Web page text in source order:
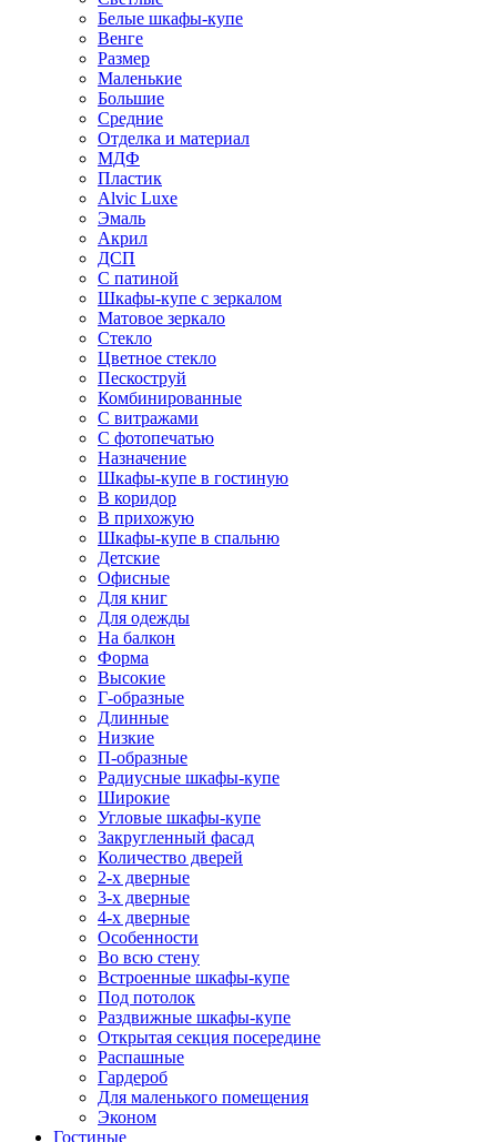
Белые шкафы-купе
Венге
Размер
Маленькие
Большие
Средние
Отделка и материал
МДФ
Пластик
Alvic Luxe
Эмаль
Акрил
ДСП
С патиной
Шкафы-купе с зеркалом
Матовое зеркало
Стекло
Цветное стекло
Пескоструй
Комбинированные
С витражами
С фотопечатью
Назначение
Шкафы-купе в гостиную
В коридор
В прихожую
Шкафы-купе в спальню
Детские
Офисные
Для книг
Для одежды
На балкон
Форма
Высокие
Г-образные
Длинные
Низкие
П-образные
Радиусные шкафы-купе
Широкие
Угловые шкафы-купе
Закругленный фасад
Количество дверей
2-х дверные
3-х дверные
4-х дверные
Особенности
Во всю стену
Встроенные шкафы-купе
Под потолок
Раздвижные шкафы-купе
Открытая секция посередине
Распашные
Гардероб
Для маленького помещения
Эконом
Гостиные